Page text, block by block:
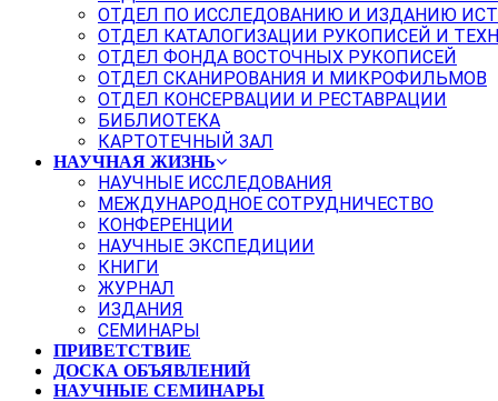
ОТДЕЛ ПО ИССЛЕДОВАНИЮ И ИЗДАНИЮ
ОТДЕЛ КАТАЛОГИЗАЦИИ РУКОПИСЕЙ И
ОТДЕЛ ФОНДА ВОСТОЧНЫХ РУКОПИСЕЙ
ОТДЕЛ СКАНИРОВАНИЯ И МИКРОФИЛЬМОВ
ОТДЕЛ КОНСЕРВАЦИИ И РЕСТАВРАЦИИ
БИБЛИОТЕКА
КАРТОТЕЧНЫЙ ЗАЛ
НАУЧНАЯ ЖИЗНЬ
НАУЧНЫЕ ИССЛЕДОВАНИЯ
МЕЖДУНАРОДНОЕ СОТРУДНИЧЕСТВО
КОНФЕРЕНЦИИ
НАУЧНЫЕ ЭКСПЕДИЦИИ
КНИГИ
ЖУРНАЛ
ИЗДАНИЯ
СЕМИНАРЫ
ПРИВЕТСТВИЕ
ДОСКА ОБЪЯВЛЕНИЙ
НАУЧНЫЕ СЕМИНАРЫ